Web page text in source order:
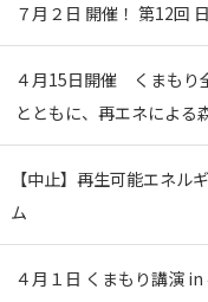
７月２日 開催！ 第12回
４月15日開催 くまもり
とともに、再エネによる
【中止】再生可能エネル
ム
４月１日 くまもり講演